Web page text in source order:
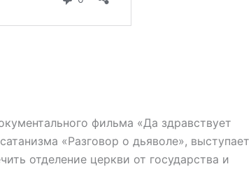
фильма «Да здравствует
«Разговор о дьяволе», выступает
отделение церкви от государства и